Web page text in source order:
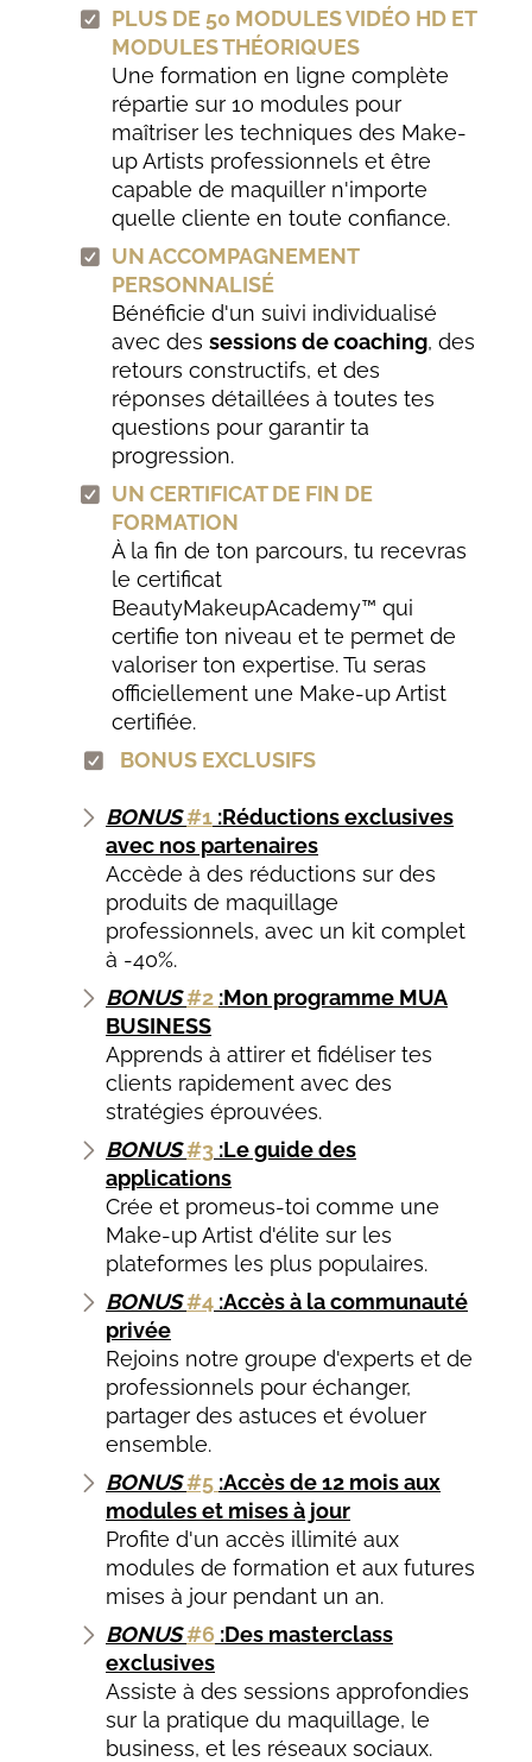
PLUS DE 50 MODULES VIDÉO HD ET
MODULES THÉORIQUES
Une formation en ligne complète
répartie sur 10 modules pour
maîtriser les techniques des Make-
up Artists professionnels et être
capable de maquiller n'importe
quelle cliente en toute confiance.
UN ACCOMPAGNEMENT
PERSONNALISÉ
Bénéficie d'un suivi individualisé
avec des sessions de coaching, des
retours constructifs, et des
réponses détaillées à toutes tes
questions pour garantir ta
progression.
UN CERTIFICAT DE FIN DE
FORMATION
À la fin de ton parcours, tu recevras
le certificat
BeautyMakeupAcademy™ qui
certifie ton niveau et te permet de
valoriser ton expertise. Tu seras
officiellement une Make-up Artist
certifiée.
BONUS EXCLUSIFS
BONUS#1 :Réductions exclusives
avec nos partenaires
Accède à des réductions sur des
produits de maquillage
professionnels, avec un kit complet
à -40%.
BONUS#2 :Mon programme MUA
BUSINESS
Apprends à attirer et fidéliser tes
clients rapidement avec des
stratégies éprouvées.
BONUS#3 :Le guide des
applications
Crée et promeus-toi comme une
Make-up Artist d'élite sur les
plateformes les plus populaires.
BONUS#4 :Accès à la communauté
privée
Rejoins notre groupe d'experts et de
professionnels pour échanger,
partager des astuces et évoluer
ensemble.
BONUS#5 :Accès de 12 mois aux
modules et mises à jour
Profite d'un accès illimité aux
modules de formation et aux futures
mises à jour pendant un an.
BONUS#6 :Des masterclass
exclusives
Assiste à des sessions approfondies
sur la pratique du maquillage, le
business, et les réseaux sociaux.